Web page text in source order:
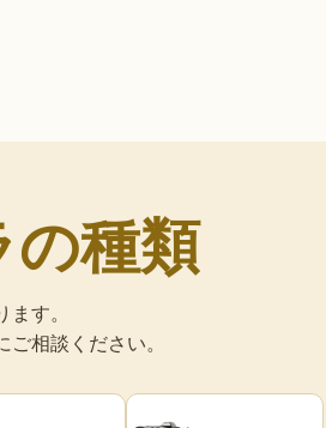
種類
す。
相談ください。